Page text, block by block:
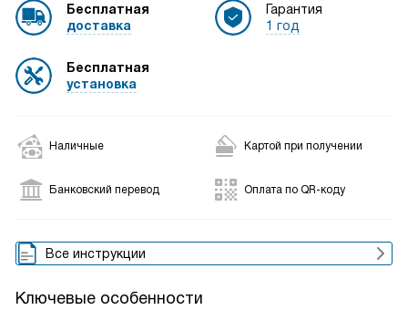
Бесплатная
доставка
Бесплатная
установка
Гарантия
1 год
Наличные Картой при получении
Банковский перевод Оплата по QR-коду
Все инструкции
Ключевые особенности